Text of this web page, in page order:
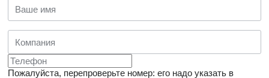
Пожалуйста, перепроверьте номер: его надо указать в